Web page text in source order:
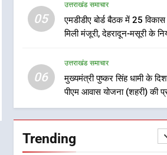
05
उत्तराखंड समाचार
एमडीडीए बोर्ड बैठक में 25 विकास
मिली मंजूरी, देहरादून-मसूरी के
06
उत्तराखंड समाचार
मुख्यमंत्री पुष्कर सिंह धामी के
पीएम आवास योजना (शहरी) की
समीक्षा
Trending
उत्तराखंड समाचार
को देहरादून में स्कूल
उत्तराखंड समाचार
1
मुख्यमंत्री धामी
रोजगार देना सरकार
प्राथमिकता, आने